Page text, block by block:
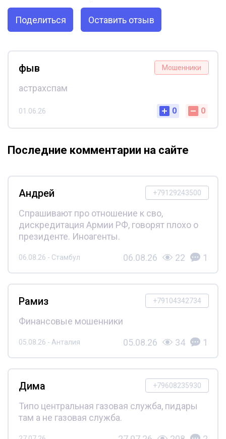
Поделиться Оставить отзыв
Мошенники
фыв
астрахспам
01.06.26 0 0
Последние комментарии на сайте
+79129243500
Андрей
Спрашивают про отношение к сво,
дискредитация Армии РФ, говорят плохо о
президенте. Иноагенты.
06.08.26 - Стамбул 06.08.26 22 1
+79104342734
Рамиз
Финансовые мошенники
05.08.26 - Анталия 05.08.26 34 1
+79608235930
Дима
Типо центральная газовая служба, пидары
там а не газовая служба.